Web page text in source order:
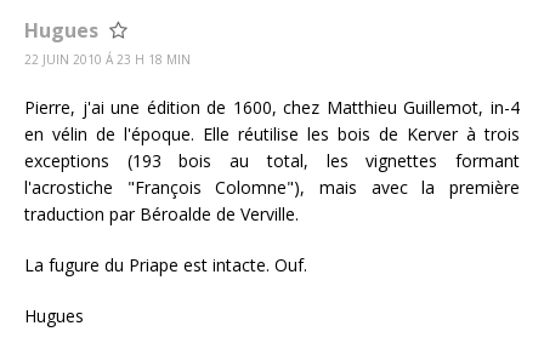
Hugues
22 JUIN 2010 Á 23 H 18 MIN
Pierre, j'ai une édition de 1600, chez Matthieu Guillemot, in-4
en vélin de l'époque. Elle réutilise les bois de Kerver à trois
exceptions (193 bois au total, les vignettes formant
l'acrostiche "François Colomne"), mais avec la première
traduction par Béroalde de Verville.
La fugure du Priape est intacte. Ouf.
Hugues